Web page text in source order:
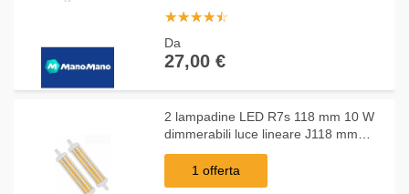
☆☆☆☆☆
★★★★★
Da
27,00 €
2 lampadine LED R7s 118 mm 10 W
dimmerabili luce lineare J118 mm
equivalente a R7S 118 mm 100 W
equivalente AC 85 V 265 V 120 LED
(R7S-108LED-3000 K
1 offerta